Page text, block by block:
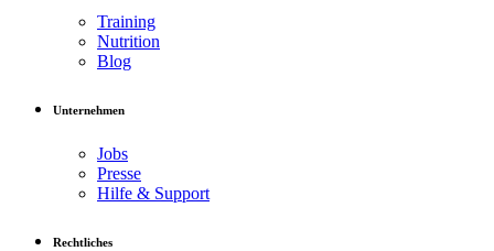
Training
Nutrition
Blog
Unternehmen
Jobs
Presse
Hilfe & Support
Rechtliches